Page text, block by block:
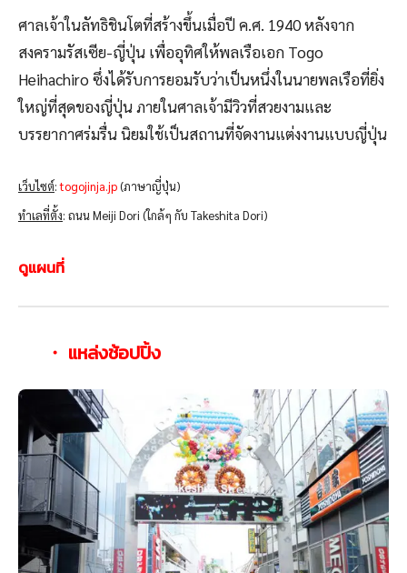
ศาลเจ้าในลัทธิชินโตที่สร้างขึ้นเมื่อปี ค.ศ. 1940 หลังจาก
สงครามรัสเซีย-ญี่ปุ่น เพื่ออุทิศให้พลเรือเอก Togo
Heihachiro ซึ่งได้รับการยอมรับว่าเป็นหนึ่งในนายพลเรือที่ยิ่ง
ใหญ่ที่สุดของญี่ปุ่น ภายในศาลเจ้ามีวิวที่สวยงามและ
บรรยากาศร่มรื่น นิยมใช้เป็นสถานที่จัดงานแต่งงานแบบญี่ปุ่น
เว็บไซต์:togojinja.jp(ภาษาญี่ปุ่น)
ทำเลที่ตั้ง: ถนน Meiji Dori (ใกล้ๆ กับ Takeshita Dori)
ดูแผนที่
・ แหล่งช้อปปิ้ง